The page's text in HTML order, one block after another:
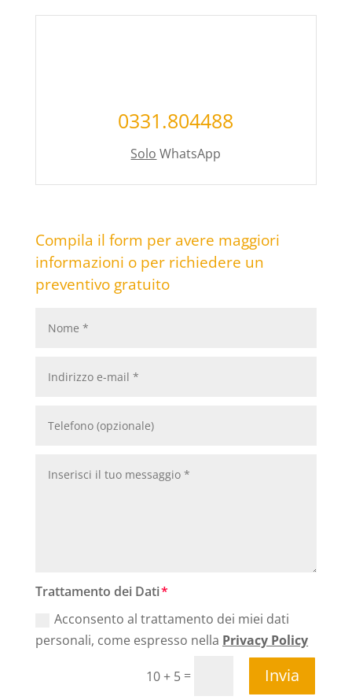
0331.804488
Solo WhatsApp
Compila il form per avere maggiori
informazioni o per richiedere un
preventivo gratuito
Trattamento dei Dati
Acconsento al trattamento dei miei dati
personali, come espresso nella Privacy Policy
10 + 5 = Invia